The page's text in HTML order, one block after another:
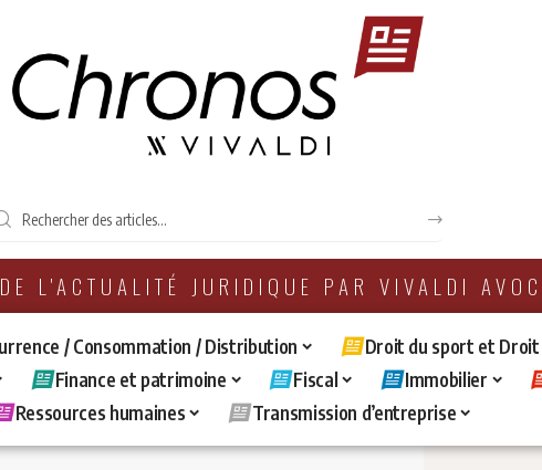
L'ACTUALITÉ JURIDIQUE PAR VIVALDI
/ Consommation / Distribution
Droit du sport et Droit
Finance et patrimoine Fiscal Immobilier
Ressources humaines Transmission d’entreprise